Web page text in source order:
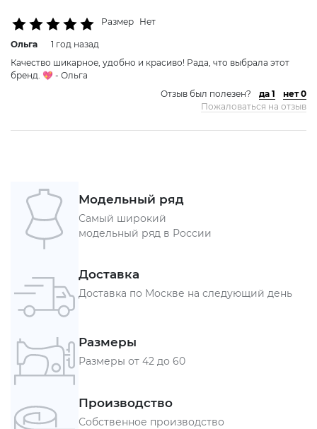
Размер Нет
Ольга
1 год назад
Качество шикарное, удобно и красиво! Рада, что выбрала этот
бренд. 💖 - Ольга
Отзыв был полезен?
да 1
нет 0
Пожаловаться на отзыв
Модельный ряд
Самый широкий
модельный ряд в России
Доставка
Доставка по Москве на следующий день
Размеры
Размеры от 42 до 60
Производство
Собственное производство